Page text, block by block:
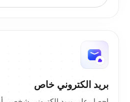
بريد الكتروني خاص